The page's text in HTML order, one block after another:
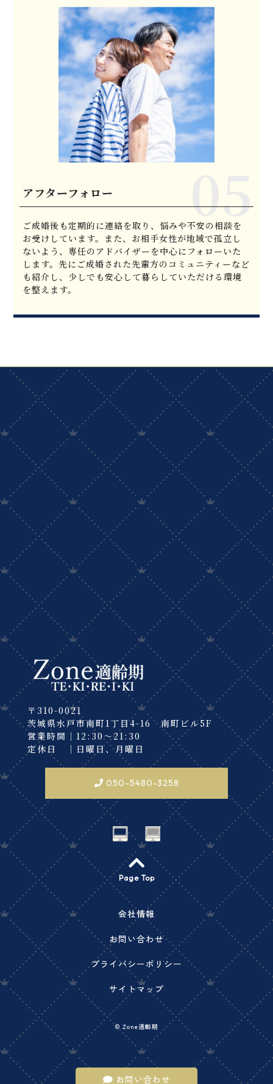
お問い合わせ
アフターフォロー
ご成婚後も定期的に連絡を取り、悩みや不安の相談を
お受けしています。また、お相手女性が地域で孤立し
ないよう、専任のアドバイザーを中心にフォローいた
します。先にご成婚された先輩方のコミュニティーなど
も紹介し、少しでも安心して暮らしていただける環境
を整えます。
〒310-0021
茨城県水戸市南町1丁目4-16 南町ビル5F
営業時間｜12:30～21:30
定休日 ｜日曜日、月曜日
050-5480-3258
Page Top
会社情報
お問い合わせ
プライバシーポリシー
サイトマップ
© Zone適齢期